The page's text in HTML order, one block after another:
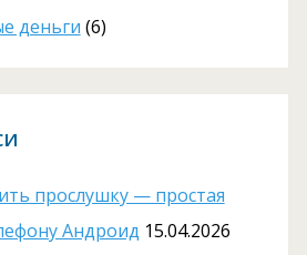
деньги (6)
прослушку — простая
Андроид 15.04.2026